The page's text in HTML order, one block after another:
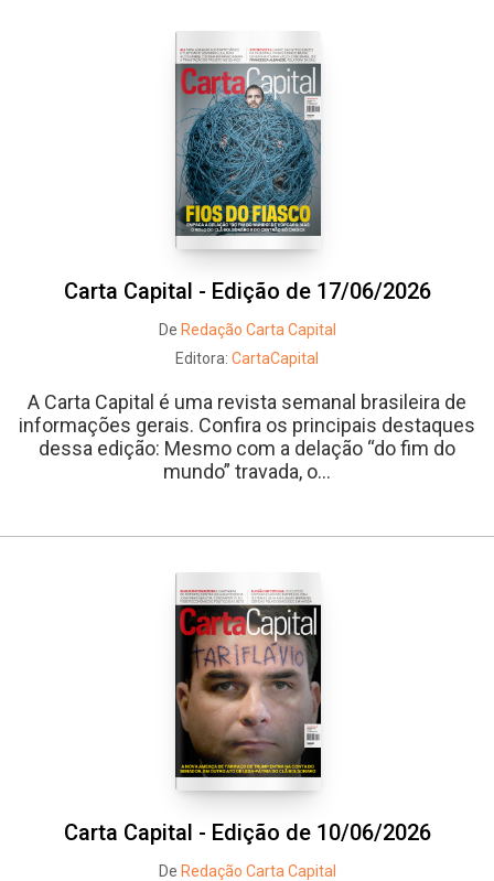
Carta Capital - Edição de 17/06/2026
De Redação Carta Capital
Editora: CartaCapital
A Carta Capital é uma revista semanal brasileira de
informações gerais. Confira os principais destaques
dessa edição: Mesmo com a delação “do fim do
mundo” travada, o...
Carta Capital - Edição de 10/06/2026
De Redação Carta Capital